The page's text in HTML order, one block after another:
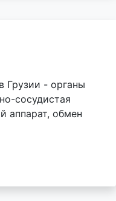
Грузии - органы
сосудистая
аппарат, обмен